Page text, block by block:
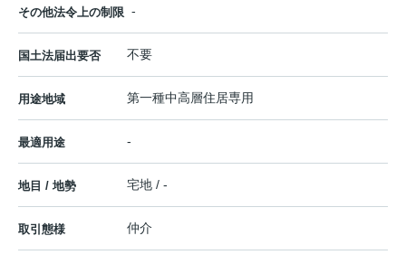
その他法令上の制限 -
国土法届出要否 不要
用途地域 第一種中高層住居専用
最適用途 -
地目 / 地勢 宅地 / -
取引態様 仲介